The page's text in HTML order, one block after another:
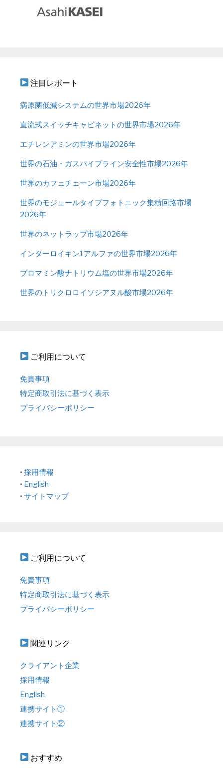
注目レポート
病原菌低減システムの世界市場2026年
直流式スイッチキャビネットの世界市場2026年
エチレンアミンの世界市場2026年
世界の石油・ガスパイプライン安全性市場2026年
世界のカフェチェーン市場2026年
世界のモジュールタイプフォトニック集積回路市場
2026年
世界のネットラップ市場2026年
インターロイキン1アルファの世界市場2026年
ブロマミン酸ナトリウム塩の世界市場2026年
世界のトリクロロイソシアヌル酸市場2026年
ご利用について
免責事項
特定商取引法に基づく表示
プライバシーポリシー
• 採用情報
• English
• サイトマップ
ご利用について
免責事項
特定商取引法に基づく表示
プライバシーポリシー
関連リンク
クライアント企業
採用情報
English
連携サイト①
連携サイト②
おすすめ